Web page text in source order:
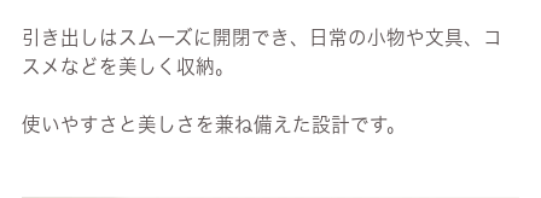
引き出しはスムーズに開閉でき、日常の小物や文具、コ
スメなどを美しく収納。
使いやすさと美しさを兼ね備えた設計です。